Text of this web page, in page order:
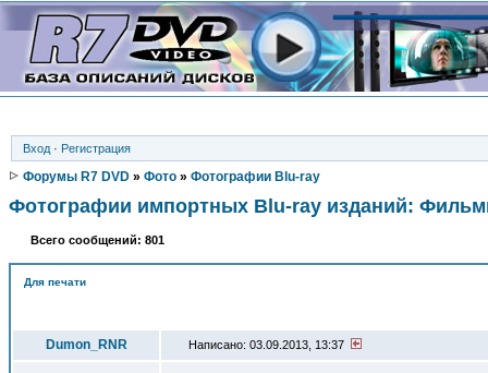
Вход · Регистрация
Форумы R7 DVD » Фото » Фотографии Blu-ray
Фотографии импортных Blu-ray изданий:
Всего сообщений: 801
Для печати
Dumon_RNR Написано: 03.09.2013, 13:37